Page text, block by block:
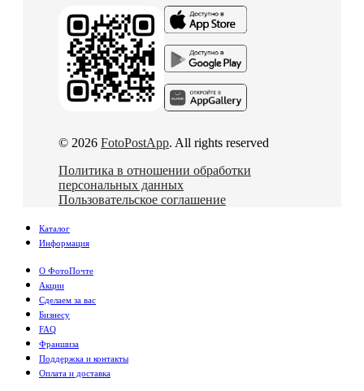
© 2026 FotoPostApp. All rights reserved
Политика в отношении обработки
персональных данных
Пользовательское соглашение
Каталог
Информация
О ФотоПочте
Акции
Сделаем за вас
Бизнесу
FAQ
Франшиза
Поддержка и контакты
Оплата и доставка